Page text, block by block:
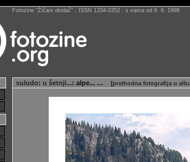
Fotozine “Žičani okidač” : ISSN 1334-0352 : s vama od 6. 6. 1998
suludo: u šetnji...: alpe... … [prethodna fotografija u